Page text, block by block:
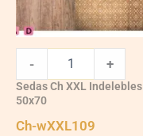
- +
Sedas Ch XXL Indelebles
50x70
Ch-wXXL109